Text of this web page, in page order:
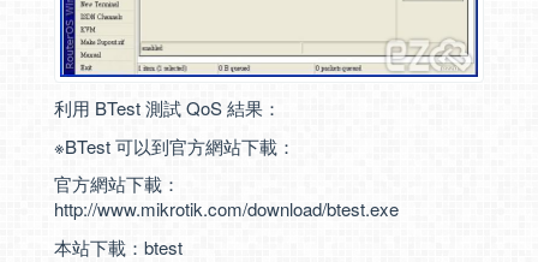
利用 BTest 測試 QoS 結果：
※BTest 可以到官方網站下載：
官方網站下載：
http://www.mikrotik.com/download/btest.exe
本站下載： btest